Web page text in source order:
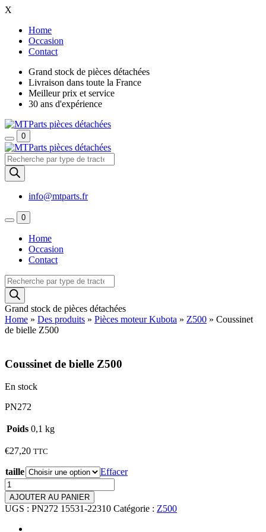
X
Home
Occasion
Contact
Grand stock de pièces détachées
Livraison dans toute la France
Meilleur prix et service
30 ans d'expérience
0
Recherche
de
produits
info@mtparts.fr
0
Home
Occasion
Contact
Recherche
de
produits
Grand stock de pièces détachées
Home » Des produits » Pièces moteur Kubota » Z500 » Coussinet
de bielle Z500
Coussinet de bielle Z500
En stock
PN272
Poids 0,1 kg
€27,20 TTC
taille
Effacer
quantité
de
Coussinet
de
bielle
AJOUTER AU PANIER
UGS : PN272 15531-22310 Catégorie : Z500